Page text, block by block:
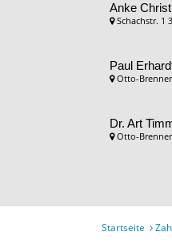
Anke
Schachstr. 1
Paul
Otto-
Dr. Art
Otto-
Startseite